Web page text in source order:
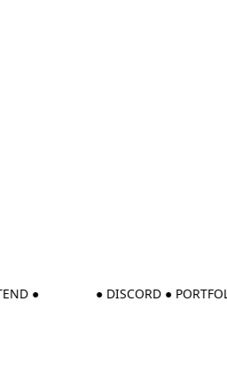
● ● DISCORD ●